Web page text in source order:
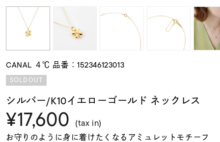
誕生石
石の色
ファッションテイス
ト
CANAL ４℃ 品番：152346123013
SOLDOUT
シルバー/K10イエローゴールド ネックレス
¥17,600 (tax in)
お守りのように身に着けたくなるアミュレットモチーフ